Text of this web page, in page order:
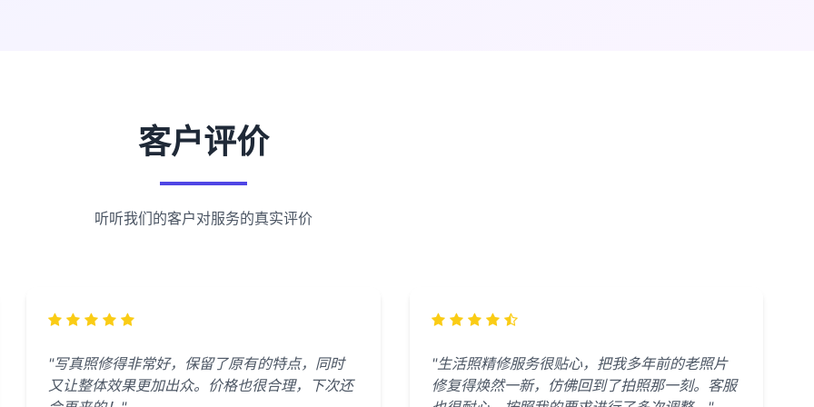
客户评价
听听我们的客户对服务的真实评价
"写真照修得非常好，保留了原有的特点，同时
又让整体效果更加出众。价格也很合理，下次还
"生活照精修服务很贴心，把我多年前的老照片
修复得焕然一新，仿佛回到了拍照那一刻。客服